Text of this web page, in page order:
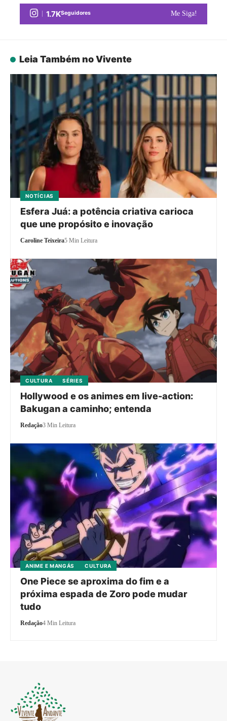
1.7KSeguidores Me Siga!
Leia Também no Vivente
NOTÍCIAS
Esfera Juá: a potência criativa carioca
que une propósito e inovação
Caroline Teixeira5 Min Leitura
CULTURA SÉRIES
Hollywood e os animes em live-action:
Bakugan a caminho; entenda
Redação3 Min Leitura
ANIME E MANGÁS CULTURA
One Piece se aproxima do fim e a
próxima espada de Zoro pode mudar
tudo
Redação4 Min Leitura